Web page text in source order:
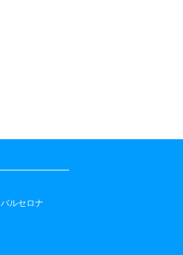
バルセロナ